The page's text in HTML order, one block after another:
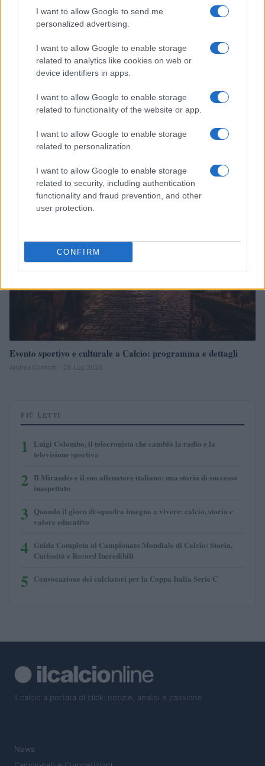
I want to allow Google to send me
personalized advertising.
I want to allow Google to enable storage
related to analytics like cookies on web or
device identifiers in apps.
I want to allow Google to enable storage
related to functionality of the website or app.
I want to allow Google to enable storage
related to personalization.
I want to allow Google to enable storage
related to security, including authentication
functionality and fraud prevention, and other
user protection.
CONFIRM
Quando il gioco di squadra insegna a vivere: calcio, storia e
valore educativo
NEWS
Evento sportivo e culturale a Calcio: programma e dettagli
Andrea Conforti · 26 Lug 2026
PIÙ LETTI
1
Luigi Colombo, il telecronista che cambiò la radio e la
televisione sportiva
2 Il Mirandés e il suo allenatore italiano: una storia di successo
inaspettato
3 Quando il gioco di squadra insegna a vivere: calcio, storia e
valore educativo
4 Guida Completa al Campionato Mondiale di Calcio: Storia,
Curiosità e Record Incredibili
5 Convocazione dei calciatori per la Coppa Italia Serie C
Il calcio a portata di click: notizie, analisi e passione
News